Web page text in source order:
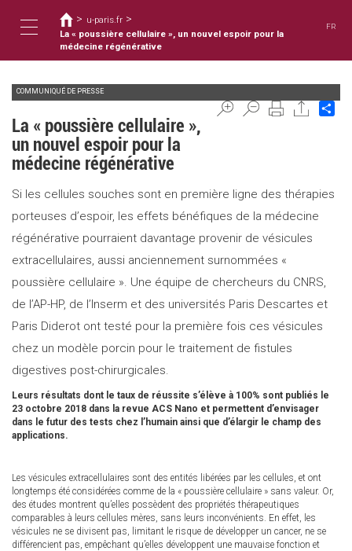
main
Toggle
navigation
You
are
here
> u-paris.fr >
La « poussière cellulaire », un nouvel espoir pour la
médecine régénérative
FR
COMMUNIQUÉ DE PRESSE
La « poussière cellulaire »,
un nouvel espoir pour la
médecine régénérative
Si les cellules souches sont en première ligne des thérapies
porteuses d’espoir, les effets bénéfiques de la médecine
régénérative pourraient davantage provenir de vésicules
extracellulaires, aussi anciennement surnommées «
poussière cellulaire ». Une équipe de chercheurs du CNRS,
de l’AP-HP, de l’Inserm et des universités Paris Descartes et
Paris Diderot ont testé pour la première fois ces vésicules
chez un modèle porcin pour le traitement de fistules
digestives post-chirurgicales.
Leurs résultats dont le taux de réussite s’élève à 100% sont publiés le
23 octobre 2018 dans la revue ACS Nano et permettent d’envisager
dans le futur des tests chez l’humain ainsi que d’élargir le champ des
applications.
Les vésicules extracellulaires sont des entités libérées par les cellules, et ont
longtemps été considérées comme de la « poussière cellulaire » sans valeur. Or,
des études montrent qu’elles possèdent des propriétés thérapeutiques
comparables à leurs cellules mères, sans leurs inconvénients. En effet, les
vésicules ne se divisent pas, limitant le risque de développer un cancer, ne se
différencient pas, empêchant qu’elles développent une mauvaise fonction et